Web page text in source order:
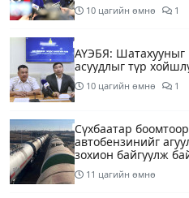
10 цагийн өмнө 1
АҮЭБЯ: Шатахууныг
асуудлыг түр
10 цагийн өмнө 1
Сүхбаатар
автобензинийг
зохион байгуулж
11 цагийн өмнө